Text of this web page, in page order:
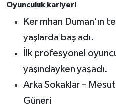
Oyunculuk kariyeri
Kerimhan Duman’ın
yaşlarda başladı.
İlk profesyonel
yaşındayken yaşadı.
Arka Sokaklar –
Güneri